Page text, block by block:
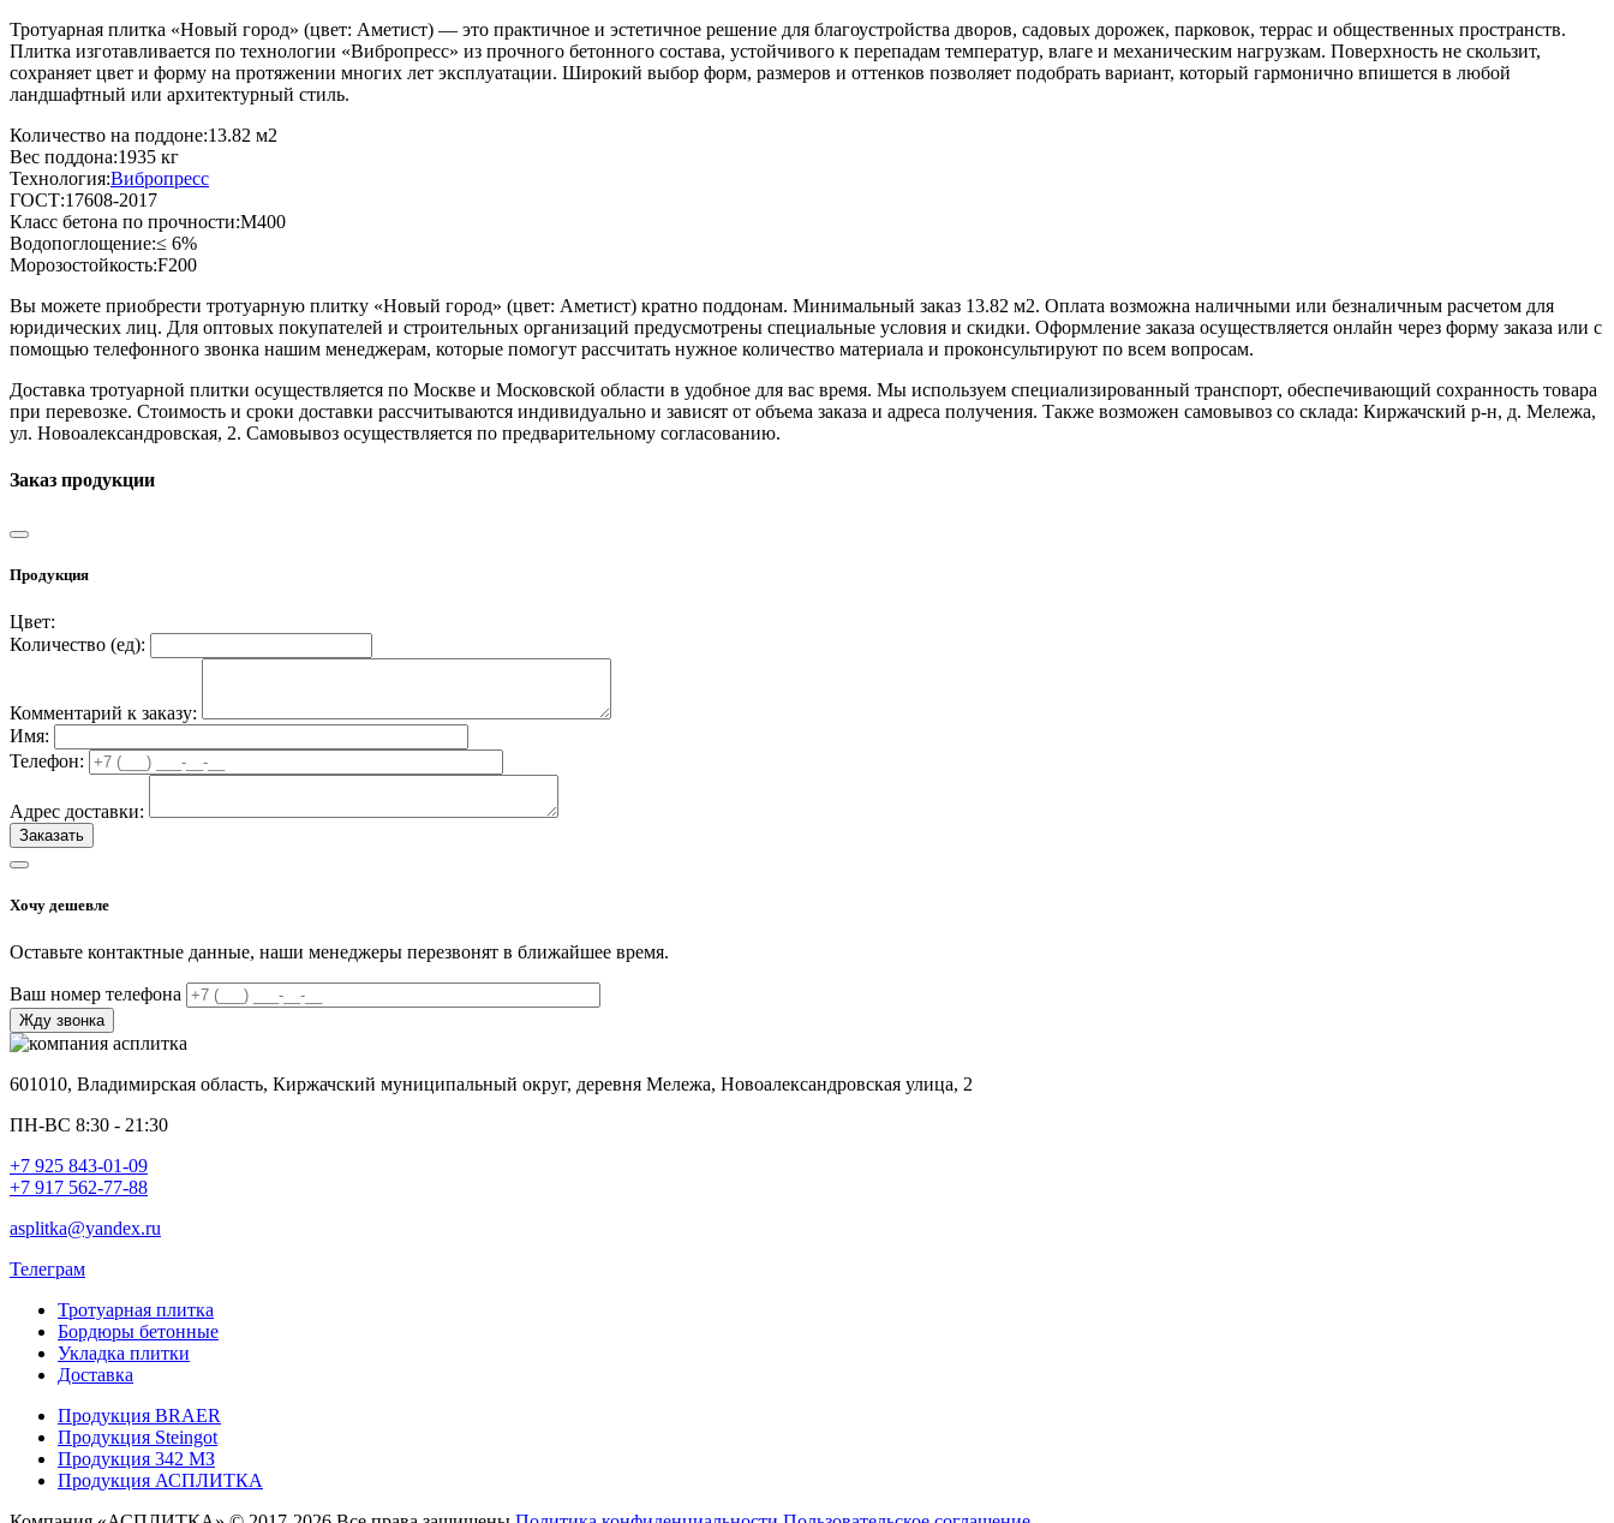
Тротуарная плитка «Новый город» (цвет: Аметист) — это практичное и эстетичное решение для благоустройства дворов, садовых дорожек, парковок, террас и общественных пространств.
Плитка изготавливается по технологии «Вибропресс» из прочного бетонного состава, устойчивого к перепадам температур, влаге и механическим нагрузкам. Поверхность не скользит,
сохраняет цвет и форму на протяжении многих лет эксплуатации. Широкий выбор форм, размеров и оттенков позволяет подобрать вариант, который гармонично впишется в любой
ландшафтный или архитектурный стиль.
Количество на поддоне:13.82 м2
Вес поддона:1935 кг
Технология:Вибропресс
ГОСТ:17608-2017
Класс бетона по прочности:М400
Водопоглощение:≤ 6%
Морозостойкость:F200
Вы можете приобрести тротуарную плитку «Новый город» (цвет: Аметист) кратно поддонам. Минимальный заказ 13.82 м2. Оплата возможна наличными или безналичным расчетом для
юридических лиц. Для оптовых покупателей и строительных организаций предусмотрены специальные условия и скидки. Оформление заказа осуществляется онлайн через форму заказа или с
помощью телефонного звонка нашим менеджерам, которые помогут рассчитать нужное количество материала и проконсультируют по всем вопросам.
Доставка тротуарной плитки осуществляется по Москве и Московской области в удобное для вас время. Мы используем специализированный транспорт, обеспечивающий сохранность товара
при перевозке. Стоимость и сроки доставки рассчитываются индивидуально и зависят от объема заказа и адреса получения. Также возможен самовывоз со склада: Киржачский р-н, д. Мележа,
ул. Новоалександровская, 2. Самовывоз осуществляется по предварительному согласованию.
Заказ продукции
Продукция
Цвет:
Количество (ед):
Комментарий к заказу:
Имя:
Телефон:
Адрес доставки:
Хочу дешевле
Оставьте контактные данные, наши менеджеры перезвонят в ближайшее время.
Ваш номер телефона
601010, Владимирская область, Киржачский муниципальный округ, деревня Мележа, Новоалександровская улица, 2
ПН-ВС 8:30 - 21:30
+7 925 843-01-09
+7 917 562-77-88
asplitka@yandex.ru
Телеграм
Тротуарная плитка
Бордюры бетонные
Укладка плитки
Доставка
Продукция BRAER
Продукция Steingot
Продукция 342 МЗ
Продукция АСПЛИТКА